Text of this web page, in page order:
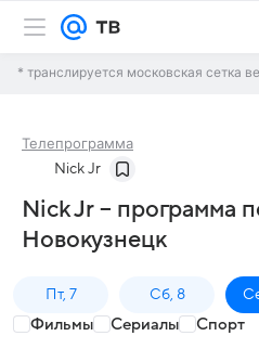
* транслируется московская сетка
Телепрограмма
Nick Jr
Nick Jr – программа
Новокузнецк
Пт, 7 Сб, 8
Фильмы Сериалы Спорт